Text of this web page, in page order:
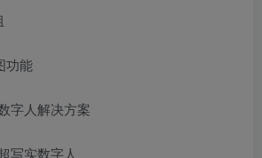
功能
字人解决方案
写实数字人